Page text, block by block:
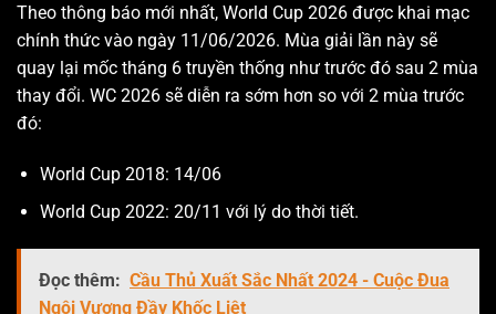
Theo thông báo mới nhất, World Cup 2026 được khai mạc
chính thức vào ngày 11/06/2026. Mùa giải lần này sẽ
quay lại mốc tháng 6 truyền thống như trước đó sau 2 mùa
thay đổi. WC 2026 sẽ diễn ra sớm hơn so với 2 mùa trước
đó:
World Cup 2018: 14/06
World Cup 2022: 20/11 với lý do thời tiết.
Đọc thêm: Cầu Thủ Xuất Sắc Nhất 2024 - Cuộc Đua
Ngôi Vương Đầy Khốc Liệt